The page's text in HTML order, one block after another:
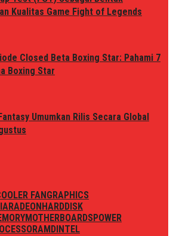
Kualitas Game Fight of Legends
Closed Beta Boxing Star: Pahami 7
Boxing Star
Umumkan Rilis Secara Global
FAN GRAPHICS
RADEON HARDDISK
MOTHERBOARDSPOWER
AMD INTEL